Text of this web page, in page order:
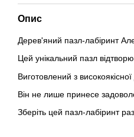
Опис
Дерев'яний пазл-лабіринт
Цей унікальний пазл
Виготовлений з
Він не лише принесе
Зберіть цей пазл-лабіринт